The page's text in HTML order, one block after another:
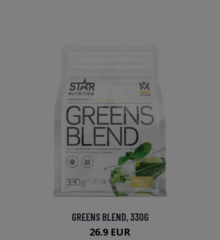
GREENS BLEND, 330G
26.9 EUR